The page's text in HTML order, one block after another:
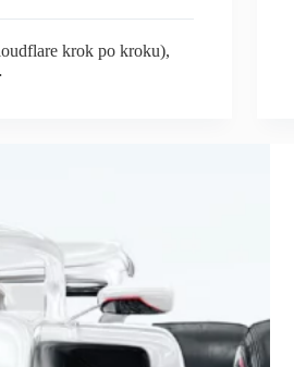
krok po kroku),